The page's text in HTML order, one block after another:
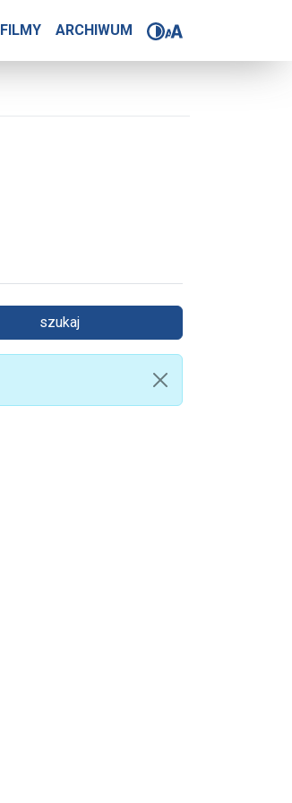
FILMY ARCHIWUM
szukaj